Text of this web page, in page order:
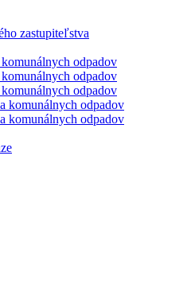
zastupiteľstva
odpadov
odpadov
odpadov
komunálnych odpadov
komunálnych odpadov